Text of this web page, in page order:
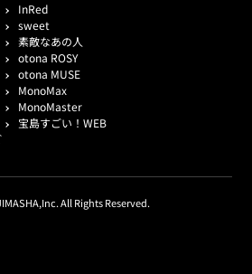
InRed
sweet
素敵なあの人
otona ROSY
otona MUSE
MonoMax
MonoMaster
宝島すごい！WEB
All Rights Reserved.